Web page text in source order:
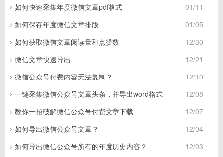
01/11
如何快速采集年度微信文章pdf格式
01/05
如何保存年度微信文章排版
12/30
如何获取微信文章阅读量和点赞数
12/21
微信文章快速导出
12/10
微信公众号付费内容无法复制？
12/08
一键采集微信公众号文章头条，并导出word格式
12/07
教你一招破解微信公众号付费文章下载
12/04
如何导出微信公众号文章？
12/03
如何导出微信公众号所有的年度历史内容？